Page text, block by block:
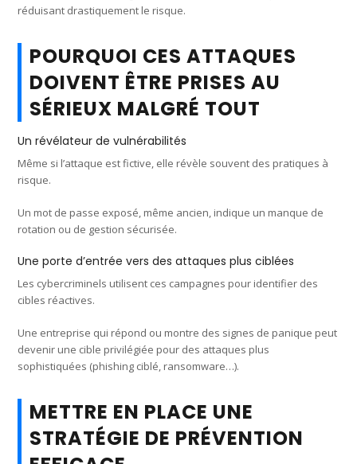
réduisant drastiquement le risque.
POURQUOI CES ATTAQUES
DOIVENT ÊTRE PRISES AU
SÉRIEUX MALGRÉ TOUT
Un révélateur de vulnérabilités
Même si l’attaque est fictive, elle révèle souvent des pratiques à
risque.
Un mot de passe exposé, même ancien, indique un manque de
rotation ou de gestion sécurisée.
Une porte d’entrée vers des attaques plus ciblées
Les cybercriminels utilisent ces campagnes pour identifier des
cibles réactives.
Une entreprise qui répond ou montre des signes de panique peut
devenir une cible privilégiée pour des attaques plus
sophistiquées (phishing ciblé, ransomware…).
METTRE EN PLACE UNE
STRATÉGIE DE PRÉVENTION